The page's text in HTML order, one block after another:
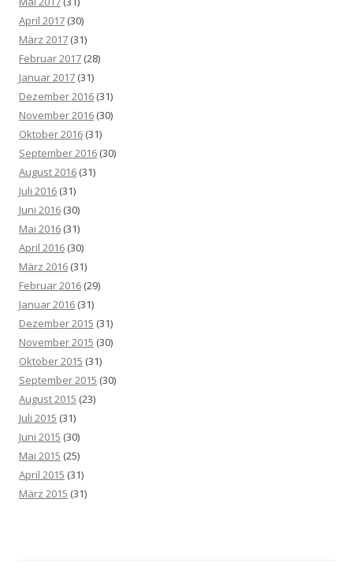
April 2017 (30)
März 2017 (31)
Februar 2017 (28)
Januar 2017 (31)
Dezember 2016 (31)
November 2016 (30)
Oktober 2016 (31)
September 2016 (30)
August 2016 (31)
Juli 2016 (31)
Juni 2016 (30)
Mai 2016 (31)
April 2016 (30)
März 2016 (31)
Februar 2016 (29)
Januar 2016 (31)
Dezember 2015 (31)
November 2015 (30)
Oktober 2015 (31)
September 2015 (30)
August 2015 (23)
Juli 2015 (31)
Juni 2015 (30)
Mai 2015 (25)
April 2015 (31)
März 2015 (31)